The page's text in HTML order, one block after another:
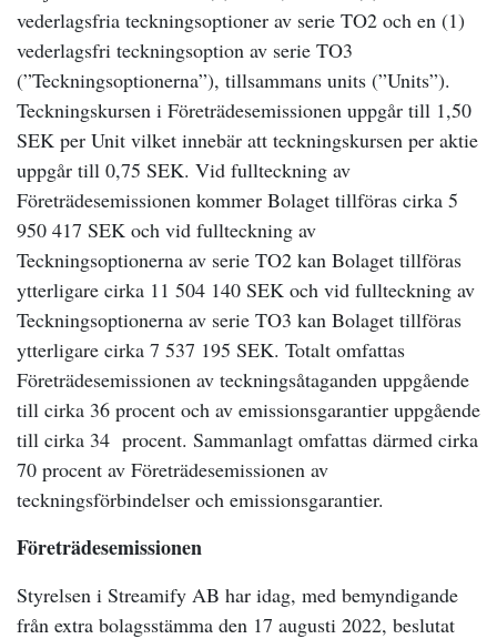
vederlagsfria teckningsoptioner av serie TO2 och en (1)
vederlagsfri teckningsoption av serie TO3
(”Teckningsoptionerna”), tillsammans units (”Units”).
Teckningskursen i Företrädesemissionen uppgår till 1,50
SEK per Unit vilket innebär att teckningskursen per aktie
uppgår till 0,75 SEK. Vid fullteckning av
Företrädesemissionen kommer Bolaget tillföras cirka 5
950 417 SEK och vid fullteckning av
Teckningsoptionerna av serie TO2 kan Bolaget tillföras
ytterligare cirka 11 504 140 SEK och vid fullteckning av
Teckningsoptionerna av serie TO3 kan Bolaget tillföras
ytterligare cirka 7 537 195 SEK. Totalt omfattas
Företrädesemissionen av teckningsåtaganden uppgående
till cirka 36 procent och av emissionsgarantier uppgående
till cirka 34 procent. Sammanlagt omfattas därmed cirka
70 procent av Företrädesemissionen av
teckningsförbindelser och emissionsgarantier.
Företrädesemissionen
Styrelsen i Streamify AB har idag, med bemyndigande
från extra bolagsstämma den 17 augusti 2022, beslutat